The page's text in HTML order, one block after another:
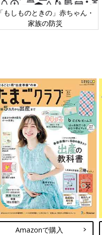
「もしものときの」赤ちゃん・
家族の防災
Amazonで購入